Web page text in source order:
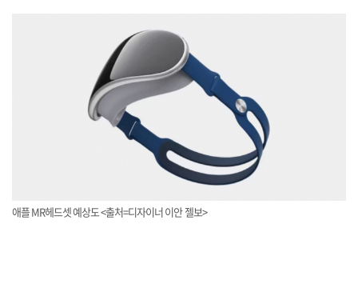
애플 MR헤드셋 예상도 <출처=디자이너 이안 젤보>